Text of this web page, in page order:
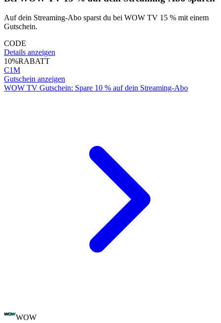
Auf dein Streaming-Abo sparst du bei WOW TV 15 % mit einem
Gutschein.
CODE
Details anzeigen
10%RABATT
C1M
Gutschein anzeigen
WOW TV Gutschein: Spare 10 % auf dein Streaming-Abo
WOW